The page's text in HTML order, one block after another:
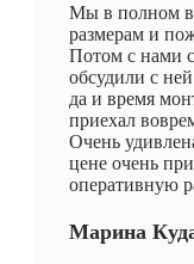
Мы в полном
размерам и
Потом с нами
обсудили с
да и время
приехал
Очень
цене очень
оперативную
Марина